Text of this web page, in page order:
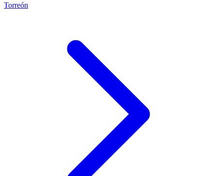
Torreón